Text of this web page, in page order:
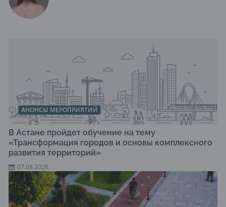
АНОНСЫ МЕРОПРИЯТИЙ
В Астане пройдет обучение на тему
«Трансформация городов и основы комплексного
развития территорий»
07.08.2026